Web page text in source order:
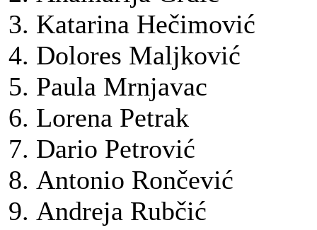
Katarina Hečimović
Dolores Maljković
Paula Mrnjavac
Lorena Petrak
Dario Petrović
Antonio Rončević
Andreja Rubčić